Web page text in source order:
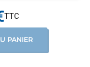
PANIER